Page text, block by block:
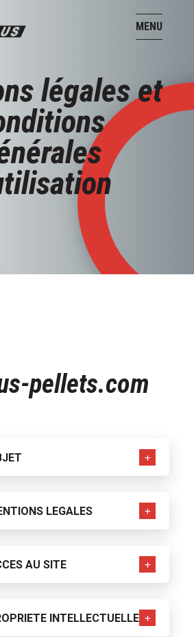
MENU
légales et
pellets.com
LEGALES
AU SITE
INTELLECTUELLE